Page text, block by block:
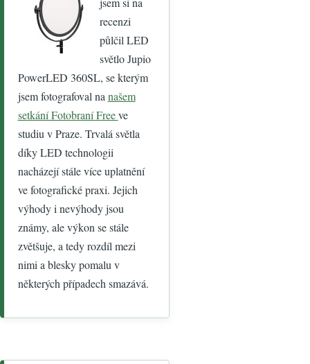
recenzi
půlčil LED
světlo Jupio
PowerLED 360SL, se kterým
jsem fotografoval na našem
setkání Fotobraní Freeve
studiu v Praze. Trvalá světla
díky LED technologii
nacházejí stále více uplatnění
ve fotografické praxi. Jejich
výhody i nevýhody jsou
známy, ale výkon se stále
zvětšuje, a tedy rozdíl mezi
nimi a blesky pomalu v
některých případech smazává.